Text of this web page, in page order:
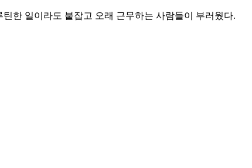
한 일이라도 붙잡고 오래 근무하는 사람들이 부러웠다.